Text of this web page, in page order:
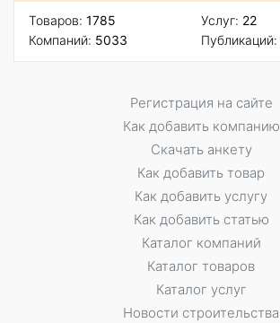
Товаров: 1785
Компаний: 5033
Услуг: 22
Публикаций:
Регистрация на сайте
Как добавить компанию
Скачать анкету
Как добавить товар
Как добавить услугу
Как добавить статью
Каталог компаний
Каталог товаров
Каталог услуг
Новости строительства